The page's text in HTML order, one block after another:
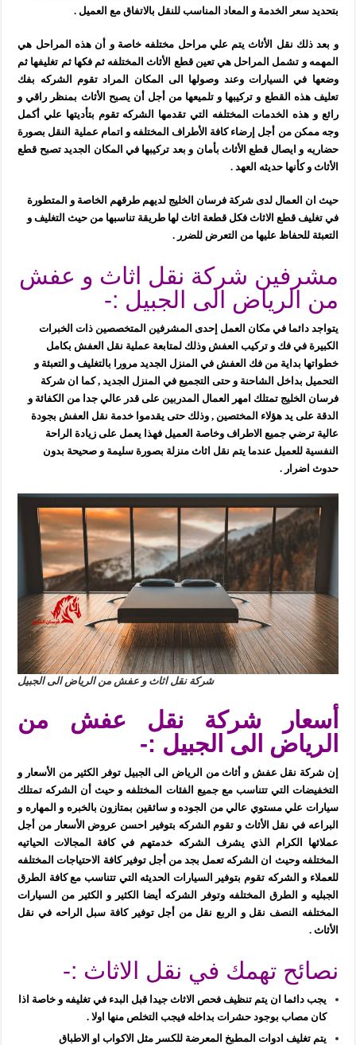
بتحديد سعر الخدمة و المعاد المناسب للنقل بالاتفاق مع العميل .
و بعد ذلك نقل الأثاث يتم علي مراحل مختلفه خاصة و أن هذه المراحل هي
المهمه و تشمل المراحل هي تعين قطع الأثاث المختلفه ثم فكها ثم تغليفها ثم
وضعها في السيارات وعند وصولها الى المكان المراد تقوم الشركه بفك
تعليف هذه القطع و تركيبها و تلميعها من أجل أن يصبح الأثاث بمنظر راقي و
رائع و هذه الخدمات المختلفه التي تقدمها الشركه تقوم بتأديتها علي أكمل
وجه ممكن من أجل إرضاء كافة الأطراف المختلفه و اتمام عملية النقل بصورة
حضاريه و ايصال قطع الأثاث بأمان و بعد تركيبها في المكان الجديد تصبح قطع
الأثاث و كأنها حديثه العهد .
حيث ان العمال لدى شركة فرسان الخليج لديهم طرقهم الخاصة و المتطورة
في تغليف قطع الاثاث فكل قطعة اثاث لها طريقة تناسبها من حيث التغليف و
التعبئة للحفاظ عليها من التعرض للضرر .
مشرفين شركة نقل اثاث و عفش
من الرياض الى الجبيل :-
يتواجد دائما في مكان العمل إحدى المشرفين المتخصصين ذات الخبرات
الكبيرة في فك و تركيب العفش وذلك لمتابعة عملية نقل العفش بكامل
خطواتها بداية من فك العفش في المنزل الجديد مرورا بالتغليف و التعبئة و
التحميل بداخل الشاحنة و حتى التجميع في المنزل الجديد , كما ان شركة
فرسان الخليج تمتلك امهر العمال المدربين على قدر عالي جدا من الكفائة و
الدقة على يد هؤلاء المختصين , وذلك حتى يقدموا خدمة نقل العفش بجودة
عالية ترضي جميع الاطراف وخاصة العميل فهذا يعمل على زيادة الراحة
النفسية للعميل عندما يتم نقل اثاث منزلة بصورة سليمة و صحيحة بدون
حدوث اضرار .
شركة نقل اثاث و عفش من الرياض الى الجبيل
أسعار شركة نقل عفش من
الرياض الى الجبيل :-
إن شركة نقل عفش و أثاث من الرياض الى الجبيل توفر الكثير من الأسعار و
التخفيضات التي تتناسب مع جميع الفئات المختلفه و حيث أن الشركه تمتلك
سيارات علي مستوي عالي من الجوده و سائقين بمتازون بالخبره و المهاره و
البراعه في نقل الأثاث و تقوم الشركه بتوفير احسن عروض الأسعار من أجل
عملائها الكرام الذي يشرف الشركه خدمتهم في كافة المجالات الحياتيه
المختلفه وحيث ان الشركه تعمل بجد من أجل توفير كافة الاحتياجات المختلفه
للعملاء و الشركه تقوم بتوفير السيارات الحديثه التي تتناسب مع كافة الطرق
الجبليه و الطرق المختلفه وتوفر الشركه أيضا الكثير و الكثير من السيارات
المختلفه النصف نقل و الربع نقل من أجل توفير كافة سبل الراحه في نقل
الأثاث .
نصائح تهمك في نقل الاثاث :-
يجب دائما ان يتم تنظيف فحص الاثاث جيدا قبل البدء في تغليفه و خاصة اذا
كان مصاب بوجود حشرات بداخله فيجب التخلص منها اولا .
يتم تغليف ادوات المطبخ المعرضة للكسر مثل الاكواب او الاطباق